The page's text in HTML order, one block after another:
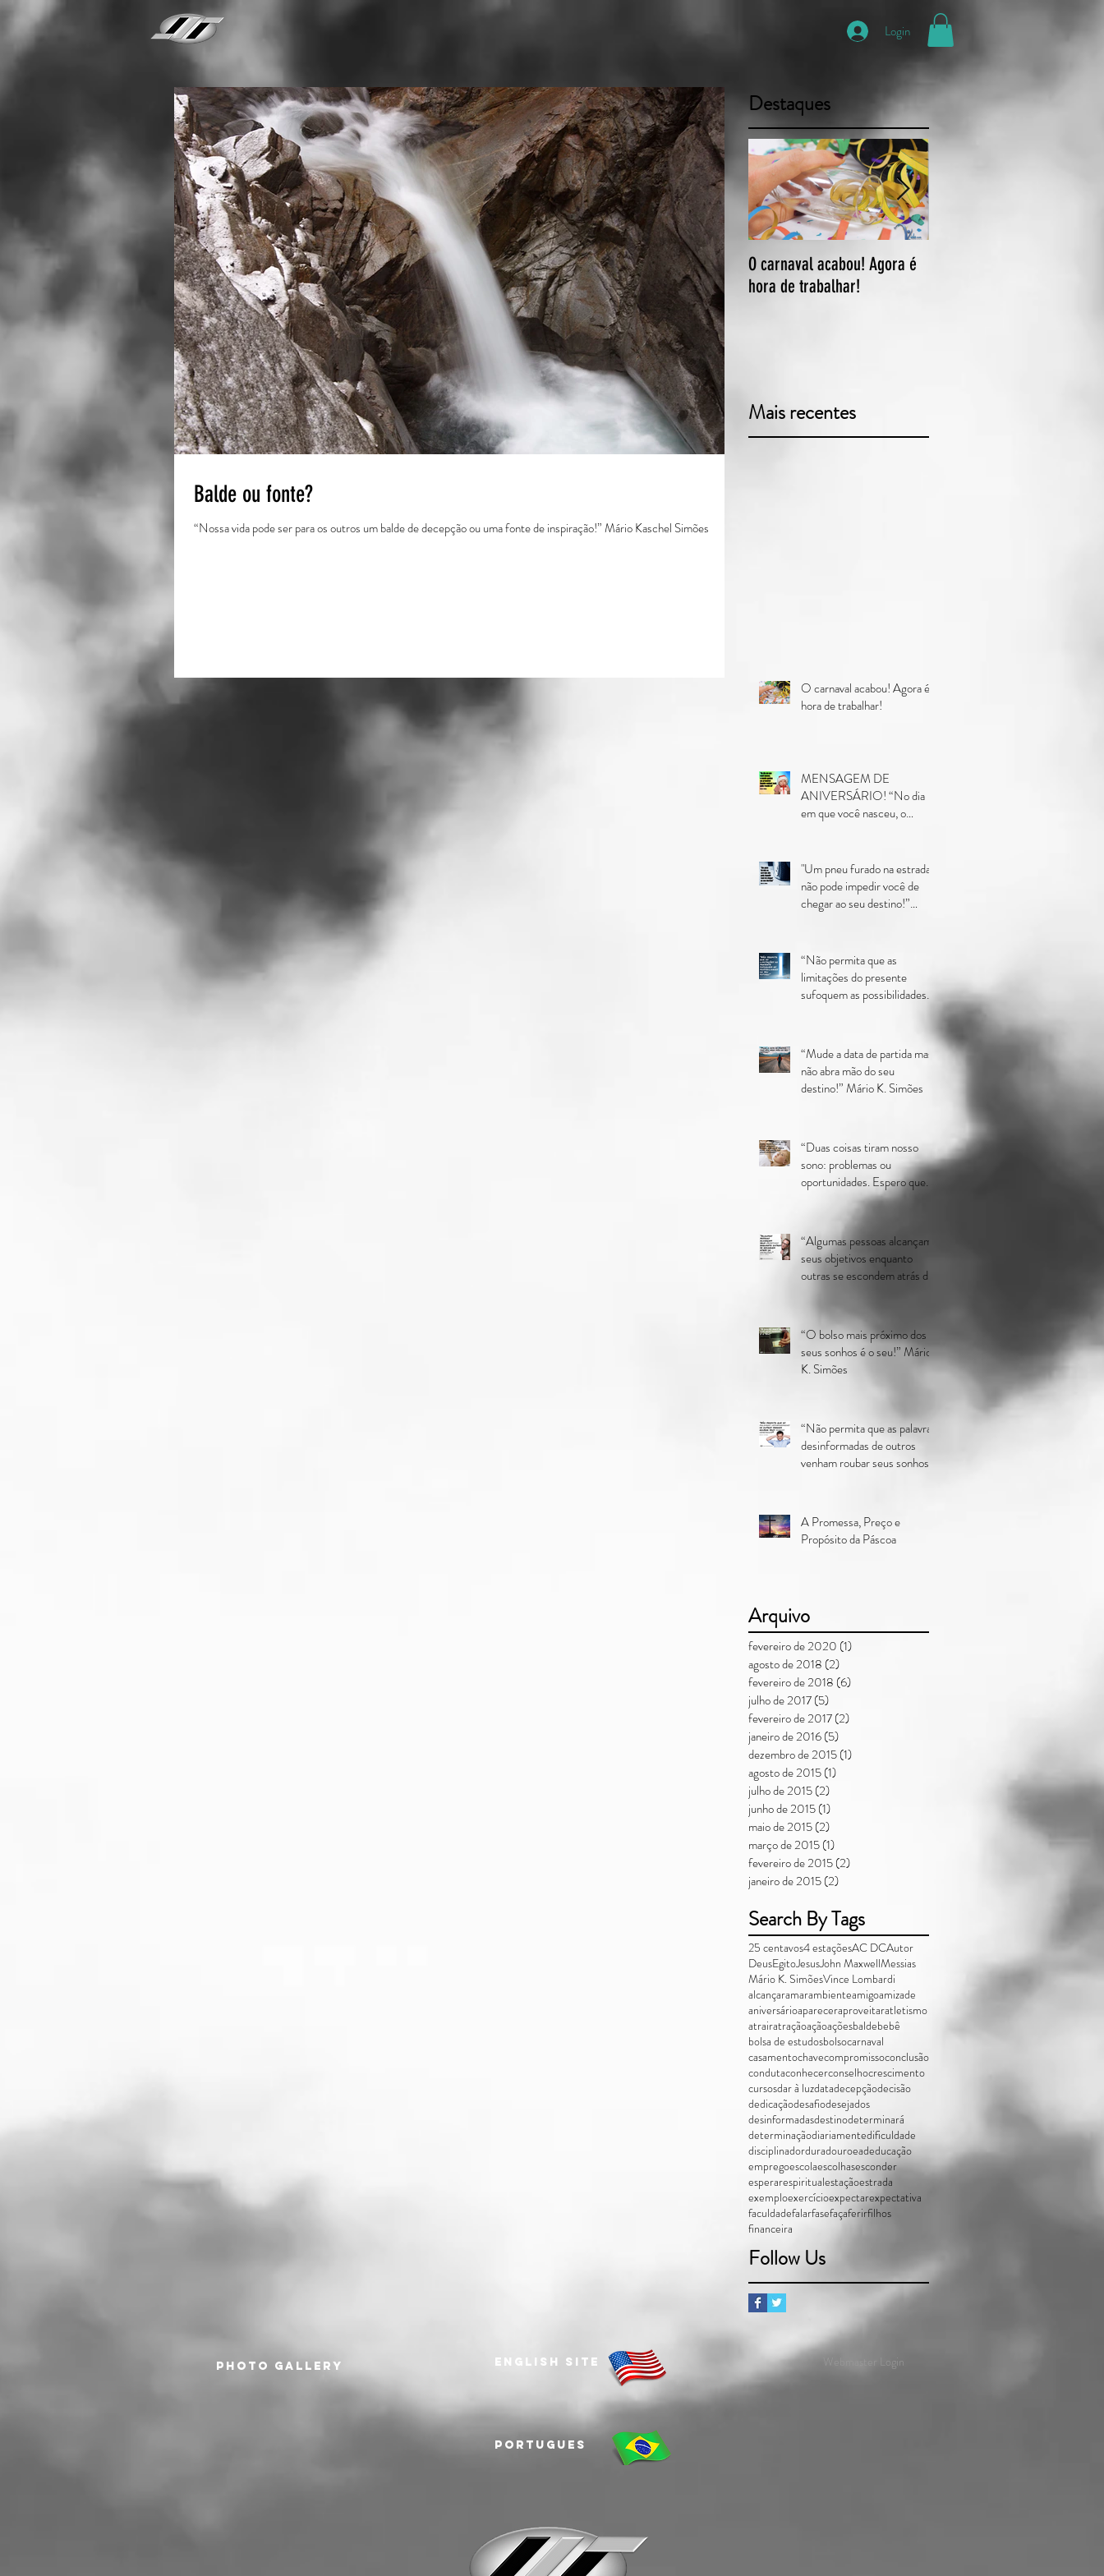
Login
Balde ou fonte?
“Nossa vida pode ser para os outros um balde de decepção ou uma fonte de inspiração!” Mário Kaschel Simões
Destaques
O carnaval acabou! Agora é
hora de trabalhar!
Mais recentes
O carnaval acabou! Agora é
hora de trabalhar!
MENSAGEM DE
ANIVERSÁRIO! “No dia
em que você nasceu, o
"Um pneu furado na estrada
não pode impedir você de
chegar ao seu destino!”
“Não permita que as
limitações do presente
sufoquem as possibilidades
“Mude a data de partida mas
não abra mão do seu
destino!” Mário K. Simões
“Duas coisas tiram nosso
sono: problemas ou
oportunidades. Espero que
você perca sono por causa
“Algumas pessoas alcançam
seus objetivos enquanto
outras se escondem atrás de
“O bolso mais próximo dos
seus sonhos é o seu!” Mário
K. Simões
“Não permita que as palavras
desinformadas de outros
venham roubar seus sonhos
A Promessa, Preço e
Propósito da Páscoa
Arquivo
fevereiro de 2020 (1)
agosto de 2018 (2)
fevereiro de 2018 (6)
julho de 2017(5)
fevereiro de 2017(2)
janeiro de 2016(5)
dezembro de 2015(1)
agosto de 2015(1)
julho de 2015(2)
junho de 2015(1)
maio de 2015(2)
março de 2015(1)
fevereiro de 2015(2)
janeiro de 2015(2)
Search By Tags
25 centavos4 estaçõesAC DCAutor
DeusEgitoJesusJohn MaxwellMessias
Mário K. SimõesVince Lombardi
alcançaramarambienteamigoamizade
aniversárioapareceraproveitaratletismo
atrairatraçãoaçãoaçõesbaldebebê
bolsa de estudosbolsocarnaval
casamentochavecompromissoconclusão
condutaconhecerconselhocrescimento
cursosdar à luzdatadecepçãodecisão
dedicaçãodesafiodesejados
desinformadasdestinodeterminará
determinaçãodiariamentedificuldade
disciplinadorduradouroeadeducação
empregoescolaescolhasesconder
esperarespiritualestaçãoestrada
exemploexercícioexpectarexpectativa
faculdadefalarfasefaçaferirfilhos
financeira
Follow Us
PHOTO GALLERY ENGLISH site
Portugues
Webmaster Login